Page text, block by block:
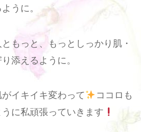
うに。
もっと、もっとしっかり肌・
添えるように。
イキイキ変わって
ココロも
に私頑張っていきます